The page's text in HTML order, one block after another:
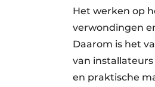
Video’s
Het werken op
verwondingen
Daarom is het
van
en praktische